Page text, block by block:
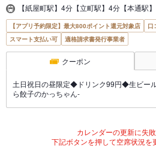
【紙屋町駅】4分【立町駅】4分【本通駅
【アプリ予約限定】最大800ポイント還元対象店
口
スマート支払い可
適格請求書発行事業者
クーポン
土日祝日の昼限定◆ドリンク99円◆生ビー
ら餃子のかっちゃん-
カレンダーの更新に失敗
下記ボタンを押して空席状況を